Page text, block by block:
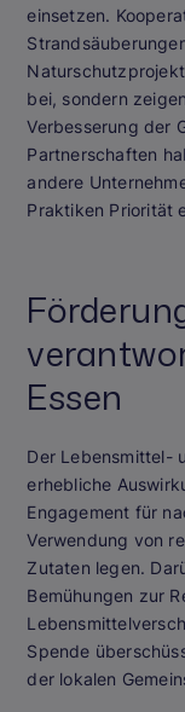
einsetzen.
bei, sondern
Verbesserung der
Partnerschaften
andere
Praktiken Priorität
Essen
Der Lebensmittel-
erhebliche
Engagement für
Verwendung von
Zutaten legen.
Bemühungen zur
Spende
der lokalen